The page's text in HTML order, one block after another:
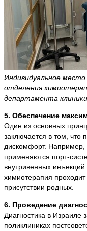
Индивидуальное
отделения
департамента
5. Обеспечение
Один из основных
заключается в том, что
дискомфорт. Например,
применяются порт-
внутривенных
химиотерапия
присутствии родных.
6. Проведение
Диагностика в
поликлиниках